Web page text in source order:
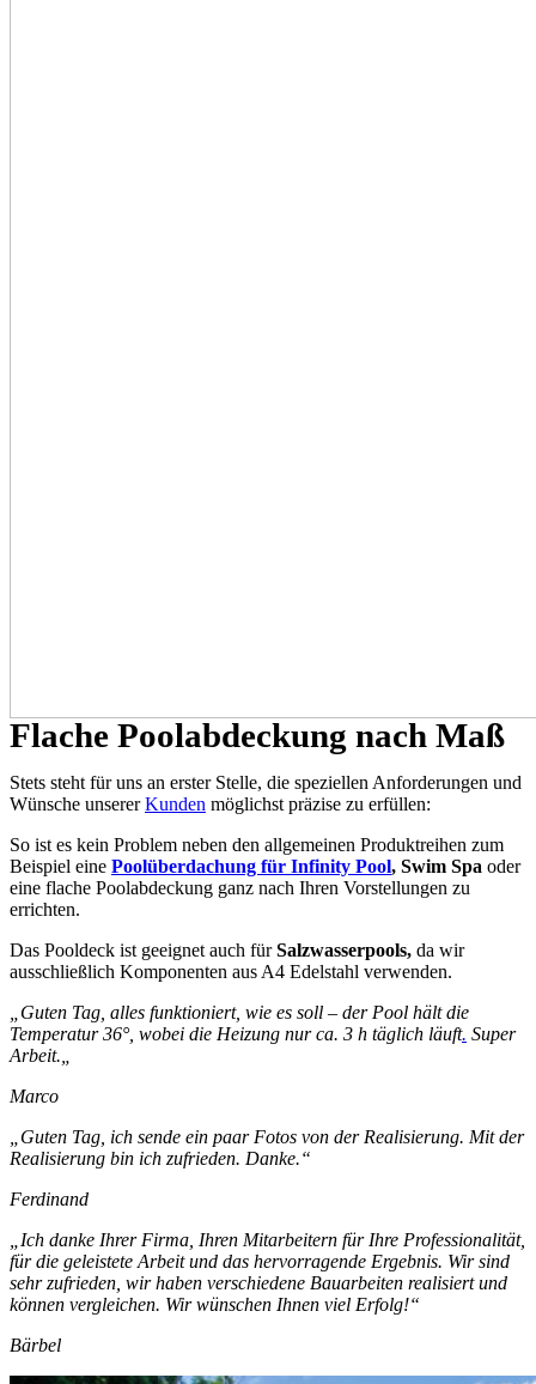
Flache Poolabdeckung nach Maß
Stets steht für uns an erster Stelle, die speziellen Anforderungen und
Wünsche unsererKunden möglichst präzise zu erfüllen:
So ist es kein Problem neben den allgemeinen Produktreihen zum
Beispiel eine Poolüberdachung für Infinity Pool, Swim Spa oder
eine flache Poolabdeckung ganz nach Ihren Vorstellungen zu
errichten.
Das Pooldeck ist geeignet auch fürSalzwasserpools, da wir
ausschließlich Komponenten aus A4 Edelstahl verwenden.
„Guten Tag, alles funktioniert, wie es soll – der Pool hält die
Temperatur 36°, wobei die Heizung nur ca. 3 h täglich läuft. Super
Arbeit.
Marco
„Guten Tag, ich sende ein paar Fotos von der Realisierung. Mit der
Realisierung bin ich zufrieden. Danke.“
Ferdinand
„Ich danke Ihrer Firma, Ihren Mitarbeitern für Ihre Professionalität,
für die geleistete Arbeit und das hervorragende Ergebnis. Wir sind
sehr zufrieden, wir haben verschiedene Bauarbeiten realisiert und
können vergleichen. Wir wünschen Ihnen viel Erfolg!“
Bärbel